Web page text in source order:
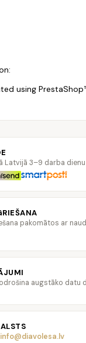
using PrestaShop
Latvijā 3–9 darba dienu
pakomātos ar
augstāko datu
info@diavolesa.lv